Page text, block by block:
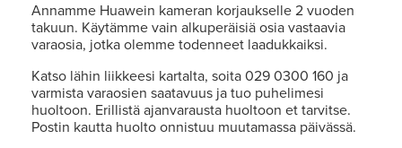
Annamme Huawein kameran korjaukselle 2 vuoden
takuun. Käytämme vain alkuperäisiä osia vastaavia
varaosia, jotka olemme todenneet laadukkaiksi.
Katso lähin liikkeesi kartalta, soita 029 0300 160 ja
varmista varaosien saatavuus ja tuo puhelimesi
huoltoon. Erillistä ajanvarausta huoltoon et tarvitse.
Postin kautta huolto onnistuu muutamassa päivässä.